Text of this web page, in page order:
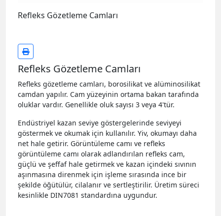
Refleks Gözetleme Camları
Refleks Gözetleme Camları
Refleks gözetleme camları, borosilikat ve alüminosilikat
camdan yapılır. Cam yüzeyinin ortama bakan tarafında
oluklar vardır. Genellikle oluk sayısı 3 veya 4'tür.
Endüstriyel kazan seviye göstergelerinde seviyeyi
göstermek ve okumak için kullanılır. Yiv, okumayı daha
net hale getirir. Görüntüleme camı ve refleks
görüntüleme camı olarak adlandırılan refleks cam,
güçlü ve şeffaf hale getirmek ve kazan içindeki sıvının
aşınmasına direnmek için işleme sırasında ince bir
şekilde öğütülür, cilalanır ve sertleştirilir. Üretim süreci
kesinlikle DIN7081 standardına uygundur.